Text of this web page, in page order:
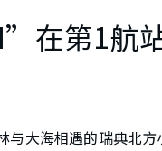
在第1航
与大海相遇的瑞典北